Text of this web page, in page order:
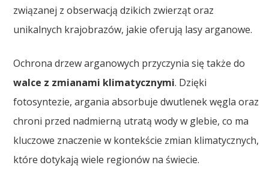
związanej z obserwacją dzikich zwierząt oraz
unikalnych krajobrazów, jakie oferują lasy arganowe.
Ochrona drzew arganowych przyczynia się także do
walce z zmianami klimatycznymi. Dzięki
fotosyntezie, argania absorbuje dwutlenek węgla oraz
chroni przed nadmierną utratą wody w glebie, co ma
kluczowe znaczenie w kontekście zmian klimatycznych,
które dotykają wiele regionów na świecie.